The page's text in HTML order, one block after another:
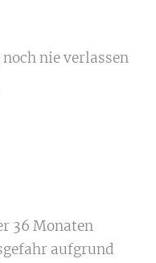
nie verlassen
36 Monaten
aufgrund